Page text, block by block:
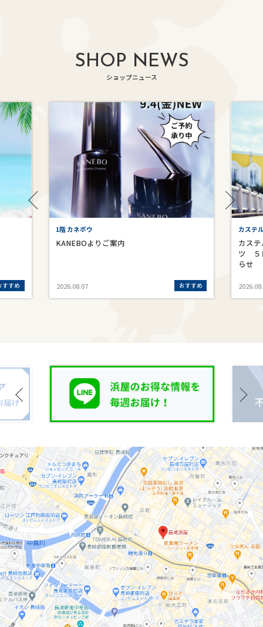
SHOP NEWS
ショップニュース
すすめ
1階 カネボウ
KANEBOよりご案内
2026.08.07 おすすめ
カステ
カス
ツ ５
らせ